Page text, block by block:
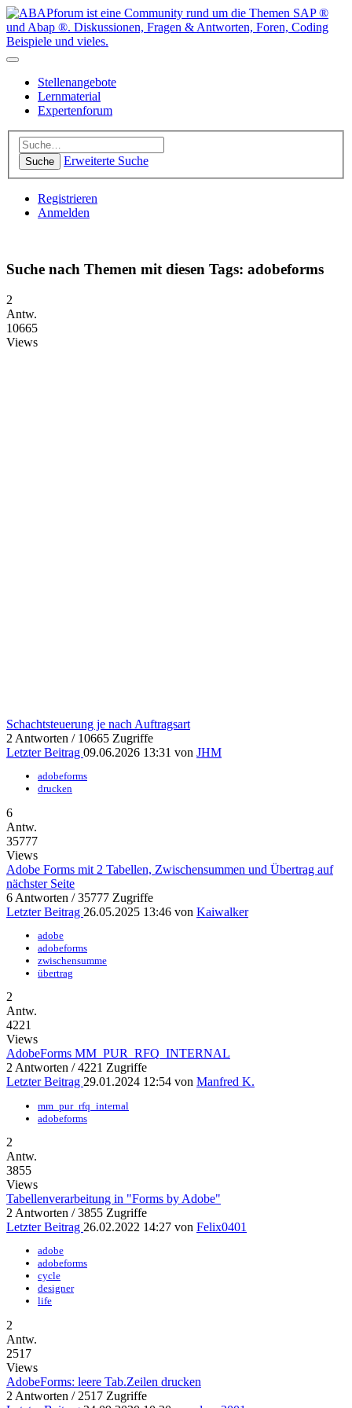
Stellenangebote
Lernmaterial
Expertenforum
Suche Erweiterte Suche
Registrieren
Anmelden
Suche nach Themen mit diesen Tags: adobeforms
2
Antw.
10665
Views
Schachtsteuerung je nach Auftragsart
2 Antworten / 10665 Zugriffe
Letzter Beitrag 09.06.2026 13:31 von JHM
adobeforms
drucken
6
Antw.
35777
Views
Adobe Forms mit 2 Tabellen, Zwischensummen und Übertrag auf
nächster Seite
6 Antworten / 35777 Zugriffe
Letzter Beitrag 26.05.2025 13:46 von Kaiwalker
adobe
adobeforms
zwischensumme
übertrag
2
Antw.
4221
Views
AdobeForms MM_PUR_RFQ_INTERNAL
2 Antworten / 4221 Zugriffe
Letzter Beitrag 29.01.2024 12:54 von Manfred K.
mm_pur_rfq_internal
adobeforms
2
Antw.
3855
Views
Tabellenverarbeitung in "Forms by Adobe"
2 Antworten / 3855 Zugriffe
Letzter Beitrag 26.02.2022 14:27 von Felix0401
adobe
adobeforms
cycle
designer
life
2
Antw.
2517
Views
AdobeForms: leere Tab.Zeilen drucken
2 Antworten / 2517 Zugriffe